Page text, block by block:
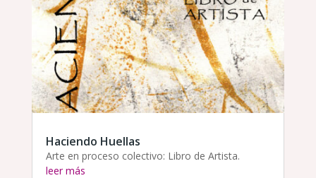
Haciendo Huellas
Arte en proceso colectivo: Libro de Artista.
leer más